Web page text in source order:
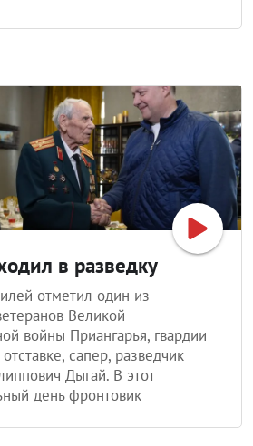
в разведку
отметил один из
Великой
войны Приангарья, гвардии
сапер, разведчик
Дыгай. В этот
день фронтовик